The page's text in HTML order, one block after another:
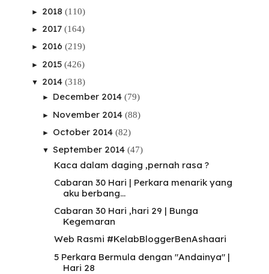
► 2018 (110)
► 2017 (164)
► 2016 (219)
► 2015 (426)
▼ 2014 (318)
► December 2014 (79)
► November 2014 (88)
► October 2014 (82)
▼ September 2014 (47)
Kaca dalam daging ,pernah rasa ?
Cabaran 30 Hari | Perkara menarik yang
aku berbang...
Cabaran 30 Hari ,hari 29 | Bunga
Kegemaran
Web Rasmi #KelabBloggerBenAshaari
5 Perkara Bermula dengan "Andainya" |
Hari 28